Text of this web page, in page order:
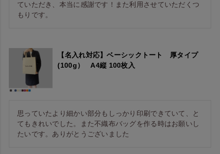
ていただき、本当に感謝です！また利用させていただくつ
もりです。
【名入れ対応】ベーシックトート 厚タイプ
(100g） A4縦 100枚入
思っていたより細かい部分もしっかり印刷できていて、と
てもきれいでした。また不織布バッグを作る時はお願いし
たいです。ありがとうございました